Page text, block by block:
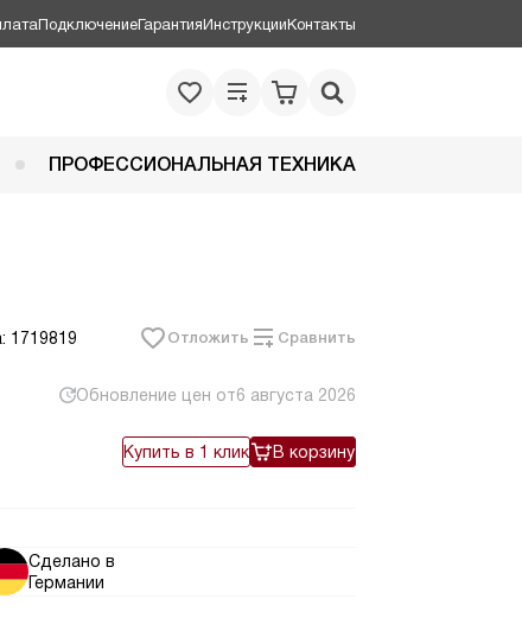
ПодключениеГарантияИнструкцииКонтакты
ПРОФЕССИОНАЛЬНАЯ ТЕХНИКА
1719819 Отложить Сравнить
Обновление цен от6 августа 2026
Купить в 1 клик В корзину
Сделано в
Германии